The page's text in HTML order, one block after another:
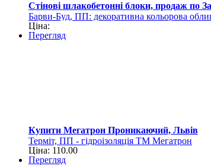
Стінові шлакобетонні блоки, продаж по
Барви-Буд, ПП: декоративна кольорова
Ціна:
Перегляд
Купити Мегатрон Проникаючий, Львів
Терміт, ПП - гідроізоляція ТМ Мегатрон
Ціна: 110.00
Перегляд